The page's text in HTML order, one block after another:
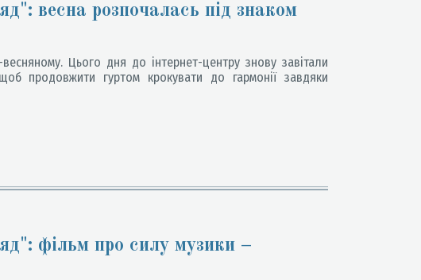
весна розпочалась під знаком
Цього дня до інтернет-центру знову завітали
продовжити гуртом крокувати до гармонії завдяки
фільм про силу музики –